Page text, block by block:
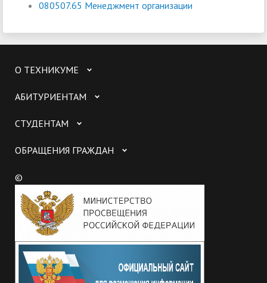
080507.65 Менеджмент организации
О ТЕХНИКУМЕ
АБИТУРИЕНТАМ
СТУДЕНТАМ
ОБРАЩЕНИЯ ГРАЖДАН
©